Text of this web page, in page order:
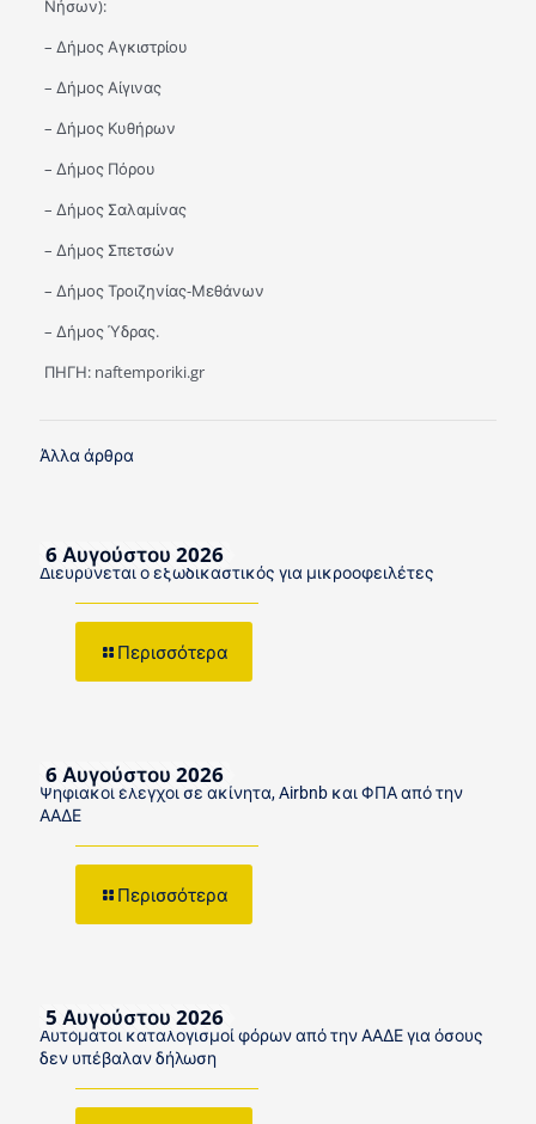
Νήσων):
– Δήμος Αγκιστρίου
– Δήμος Αίγινας
– Δήμος Κυθήρων
– Δήμος Πόρου
– Δήμος Σαλαμίνας
– Δήμος Σπετσών
– Δήμος Τροιζηνίας-Μεθάνων
– Δήμος Ύδρας.​
ΠΗΓΗ: naftemporiki.gr
Άλλα άρθρα
6 Αυγούστου 2026
Διευρύνεται ο εξωδικαστικός για μικροοφειλέτες
Περισσότερα
6 Αυγούστου 2026
Ψηφιακοί έλεγχοι σε ακίνητα, Airbnb και ΦΠΑ από την
ΑΑΔΕ
Περισσότερα
5 Αυγούστου 2026
Αυτόματοι καταλογισμοί φόρων από την ΑΑΔΕ για όσους
δεν υπέβαλαν δήλωση